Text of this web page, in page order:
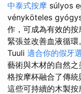
中泰式按摩 súlyos
vényköteles
作，可成為有效的
緊張並改善血液循
Tuuli 適合你的假牙
藝術與木材的自然之
格按摩杯融合了傳統
這些可持續的木製